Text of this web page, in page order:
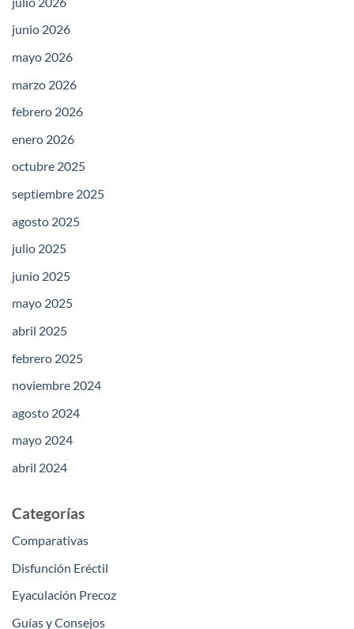
junio 2026
mayo 2026
marzo 2026
febrero 2026
enero 2026
octubre 2025
septiembre 2025
agosto 2025
julio 2025
junio 2025
mayo 2025
abril 2025
febrero 2025
noviembre 2024
agosto 2024
mayo 2024
abril 2024
Categorías
Comparativas
Disfunción Eréctil
Eyaculación Precoz
Guías y Consejos